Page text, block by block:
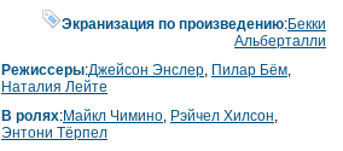
Экранизация по произведению:Бекки
Альберталли
Режиссеры:Джейсон Энслер, Пилар Бём,
Наталия Лейте
В ролях:Майкл Чимино, Рэйчел Хилсон,
Энтони Тёрпел